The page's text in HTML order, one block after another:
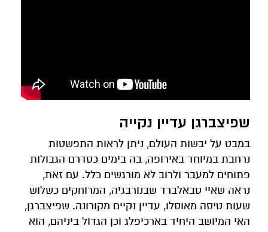
שפיצברגן עדיין נקייה
במבט על יבשות העולם, ניתן לראות התפשטות
נרחבת במיוחד באירופה, בה בימים כסדרם הגבולות
פתוחים למעבר ולרוב לא מורגשים כלל. עם זאת,
נראה שאיי סבאלברד שבנורבגיה, המרוחקים כשלוש
שעות טיסה מאוסלו, עדיין נקיים מקורונה. שפיצברגן,
האי המיושב היחיד בארכיפלג וכן הגדול ביניהם, הוא